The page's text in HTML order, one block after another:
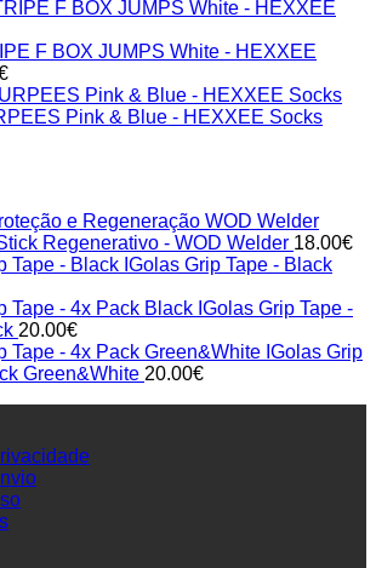
F BOX JUMPS White - HEXXEE
Pink & Blue - HEXXEE Socks
Regenerativo - WOD Welder 18.00€
IGolas Grip Tape - Black
IGolas Grip Tape -
20.00€
IGolas Grip
Green&White 20.00€